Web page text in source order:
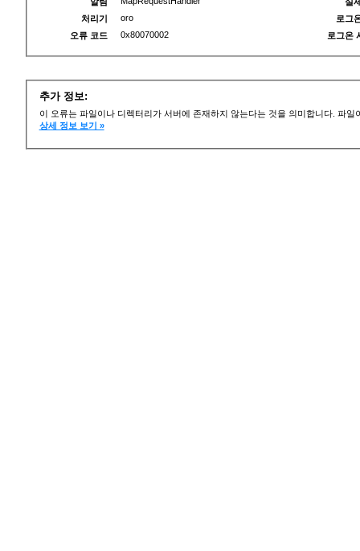
처리기
oro
오류 코드
0x80070002
로그
로그온
추가 정보:
이 오류는 파일이나 디렉터리가 서버에 존재하지 않는다는 것을 의미합니다. 파
상세 정보 보기 »